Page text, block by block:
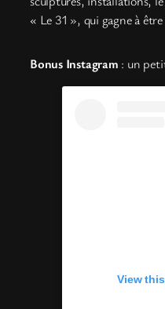
« Le 31 », qui gagne à
Bonus Instagram : un
View